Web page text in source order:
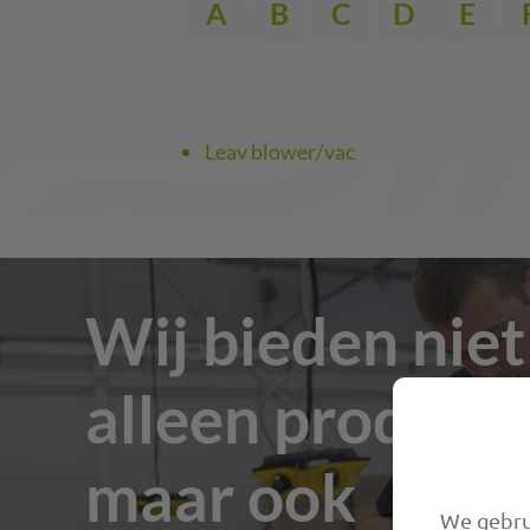
A B C D E
Leav blower/vac
Wij bieden niet
alleen
maar ook
We